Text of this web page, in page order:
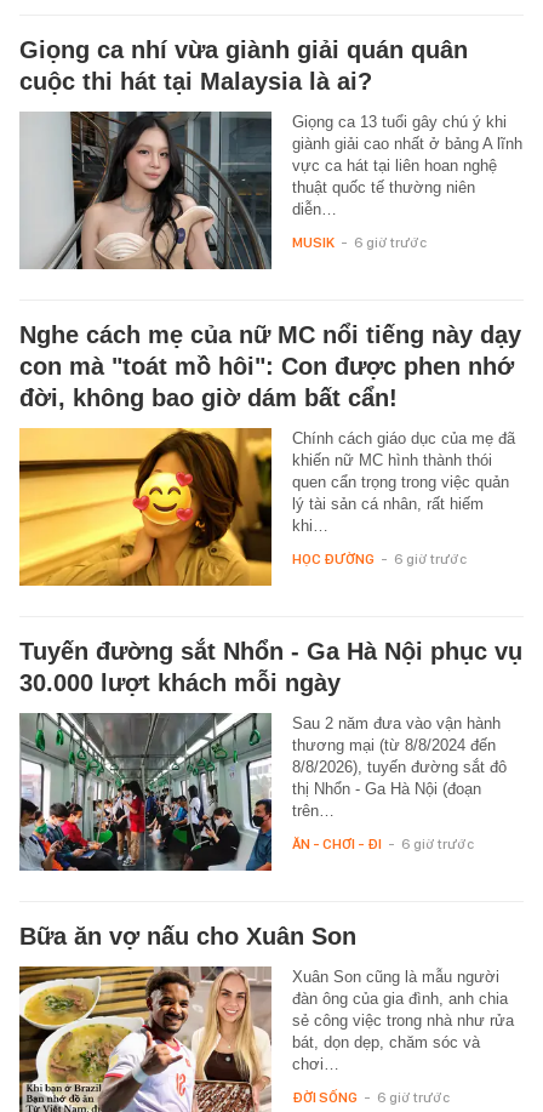
Giọng ca nhí vừa giành giải quán quân
cuộc thi hát tại Malaysia là ai?
Giọng ca 13 tuổi gây chú ý khi
giành giải cao nhất ở bảng A lĩnh
vực ca hát tại liên hoan nghệ
thuật quốc tế thường niên
diễn…
MUSIK - 6 giờ trước
Nghe cách mẹ của nữ MC nổi tiếng này dạy
con mà "toát mồ hôi": Con được phen nhớ
đời, không bao giờ dám bất cẩn!
Chính cách giáo dục của mẹ đã
khiến nữ MC hình thành thói
quen cẩn trọng trong việc quản
lý tài sản cá nhân, rất hiếm
khi…
HỌC ĐƯỜNG - 6 giờ trước
Tuyến đường sắt Nhổn - Ga Hà Nội phục vụ
30.000 lượt khách mỗi ngày
Sau 2 năm đưa vào vận hành
thương mại (từ 8/8/2024 đến
8/8/2026), tuyến đường sắt đô
thị Nhổn - Ga Hà Nội (đoạn
trên…
ĂN - CHƠI - ĐI - 6 giờ trước
Bữa ăn vợ nấu cho Xuân Son
Xuân Son cũng là mẫu người
đàn ông của gia đình, anh chia
sẻ công việc trong nhà như rửa
bát, dọn dẹp, chăm sóc và
chơi…
ĐỜI SỐNG - 6 giờ trước